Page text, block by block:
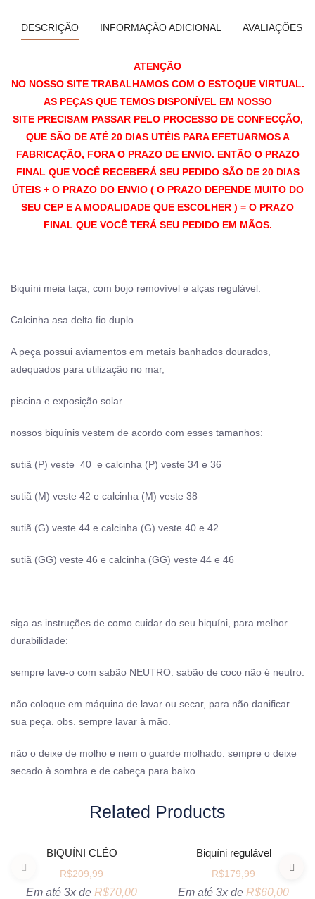
DESCRIÇÃO INFORMAÇÃO ADICIONAL AVALIAÇÕES
ATENÇÃO
NO NOSSO SITE TRABALHAMOS COM O ESTOQUE VIRTUAL.
AS PEÇAS QUE TEMOS DISPONÍVEL EM NOSSO
SITE PRECISAM PASSAR PELO PROCESSO DE CONFECÇÃO,
QUE SÃO DE ATÉ 20 DIAS UTÉIS PARA EFETUARMOS A
FABRICAÇÃO, FORA O PRAZO DE ENVIO. ENTÃO O PRAZO
FINAL QUE VOCÊ RECEBERÁ SEU PEDIDO SÃO DE 20 DIAS
ÚTEIS + O PRAZO DO ENVIO ( O PRAZO DEPENDE MUITO DO
SEU CEP E A MODALIDADE QUE ESCOLHER ) = O PRAZO
FINAL QUE VOCÊ TERÁ SEU PEDIDO EM MÃOS.
Biquíni meia taça, com bojo removível e alças regulável.
Calcinha asa delta fio duplo.
A peça possui aviamentos em metais banhados dourados,
adequados para utilização no mar,
piscina e exposição solar.
nossos biquínis vestem de acordo com esses tamanhos:
sutiã (P) veste 40 e calcinha (P) veste 34 e 36
sutiã (M) veste 42 e calcinha (M) veste 38
sutiã (G) veste 44 e calcinha (G) veste 40 e 42
sutiã (GG) veste 46 e calcinha (GG) veste 44 e 46
siga as instruções de como cuidar do seu biquíni, para melhor
durabilidade:
sempre lave-o com sabão NEUTRO. sabão de coco não é neutro.
não coloque em máquina de lavar ou secar, para não danificar
sua peça. obs. sempre lavar à mão.
não o deixe de molho e nem o guarde molhado. sempre o deixe
secado à sombra e de cabeça para baixo.
Related Products
VER OPÇÕES
BIQUÍNI CLÉO
R$209,99
Em até 3x de R$70,00
VER OPÇÕES
Biquíni regulável
R$179,99
Em até 3x de R$60,00